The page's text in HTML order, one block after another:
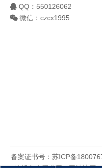
 QQ：550126062
 微信：czcx1995
备案证书号： 苏ICP备